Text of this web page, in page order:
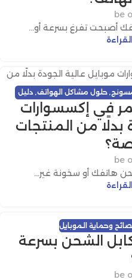
be
أصبحت تفرغ بسرعة أو...
, حلول مشاكل الهواتف, دليل
نصائح وحماية الموبايل
في إكسسوارات
بدلًا من المنتجات
be
هاتفك أو سخونة غير...
وحماية الموبايل
الشحن بسرعة
be